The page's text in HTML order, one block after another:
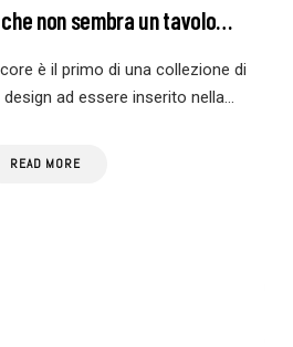
non sembra un tavolo…
è il primo di una collezione di
design ad essere inserito nella…
READ MORE